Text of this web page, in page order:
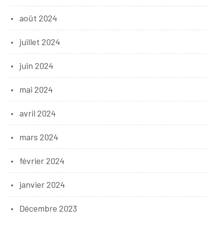
août 2024
juillet 2024
juin 2024
mai 2024
avril 2024
mars 2024
février 2024
janvier 2024
Décembre 2023